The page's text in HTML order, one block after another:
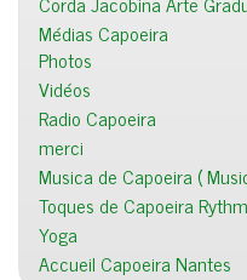
Médias Capoeira
Photos
Vidéos
Radio Capoeira
merci
Musica de Capoeira (
Toques de Capoeira
Yoga
Accueil Capoeira Nantes